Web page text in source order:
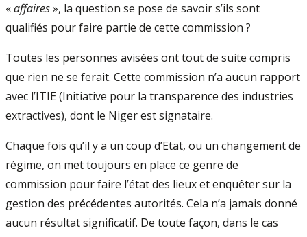
«affaires», la question se pose de savoir s’ils sont
qualifiés pour faire partie de cette commission ?
Toutes les personnes avisées ont tout de suite compris
que rien ne se ferait. Cette commission n’a aucun rapport
avec l’ITIE (Initiative pour la transparence des industries
extractives), dont le Niger est signataire.
Chaque fois qu’il y a un coup d’Etat, ou un changement de
régime, on met toujours en place ce genre de
commission pour faire l’état des lieux et enquêter sur la
gestion des précédentes autorités. Cela n’a jamais donné
aucun résultat significatif. De toute façon, dans le cas